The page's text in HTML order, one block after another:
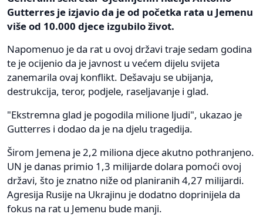
Gutterres je izjavio da je od početka rata u Jemenu
više od 10.000 djece izgubilo život.
Napomenuo je da rat u ovoj državi traje sedam godina
te je ocijenio da je javnost u većem dijelu svijeta
zanemarila ovaj konflikt. Dešavaju se ubijanja,
destrukcija, teror, podjele, raseljavanje i glad.
"Ekstremna glad je pogodila milione ljudi", ukazao je
Gutterres i dodao da je na djelu tragedija.
Širom Jemena je 2,2 miliona djece akutno pothranjeno.
UN je danas primio 1,3 milijarde dolara pomoći ovoj
državi, što je znatno niže od planiranih 4,27 milijardi.
Agresija Rusije na Ukrajinu je dodatno doprinijela da
fokus na rat u Jemenu bude manji.